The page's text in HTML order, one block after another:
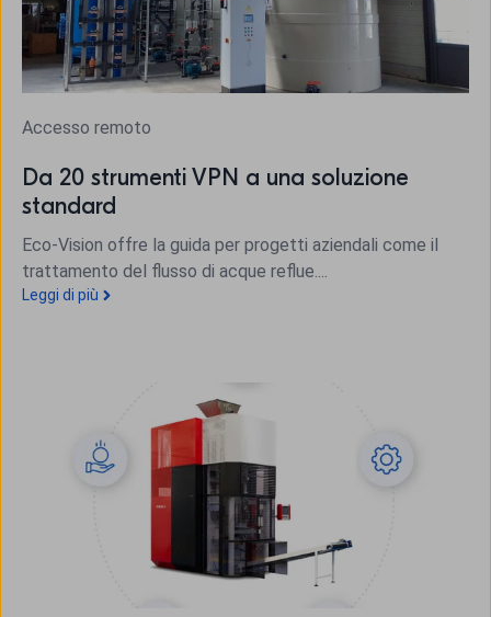
Accesso remoto
Da 20 strumenti VPN a una soluzione
standard
Eco-Vision offre la guida per progetti aziendali come il
trattamento del flusso di acque reflue....
Leggi di più